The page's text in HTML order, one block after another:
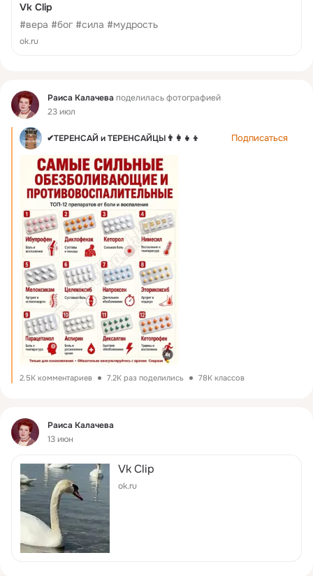
Vk Clip
#вера #бог #сила #мудрость
ok.ru
Фид Раиса Калачева поделилась фотографией
23 июл
✔ТЕРЕНСАЙ и ТЕРЕНСАЙЦЫ👨‍👩‍👧‍👦 Подписаться
2.5K комментариев 7.2K раз поделились 78K классов
Фид
Раиса Калачева
13 июн
Vk Clip
ok.ru